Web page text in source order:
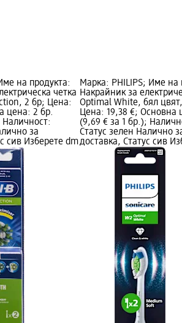
на продукта:
четка
2 бр; Цена:
цена: 2 бр.
Наличност:
за
сив Изберете dm
Марка: PHILIPS; Име на
Накрайник за
Optimal White, бял
Цена: 19,38 €; Основна
(9,69 € за 1 бр.);
Статус зелен Налично
доставка, Статус сив